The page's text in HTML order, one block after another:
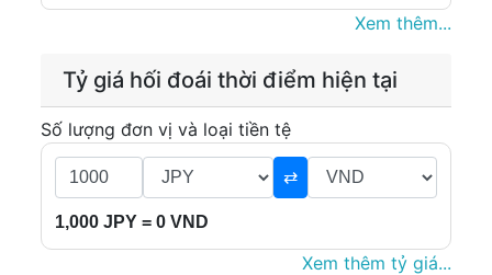
Xem thêm...
Tỷ giá hối đoái thời điểm hiện tại
Số lượng đơn vị và loại tiền tệ
⇄
1,000 JPY = 0 VND
Xem thêm tỷ giá...